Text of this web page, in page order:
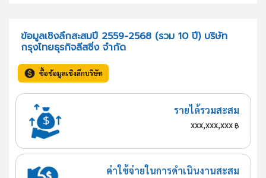
ข้อมูลเชิงลึกสะสมปี 2559-2568 (รวม 10 ปี) บริษัท
กรุงไทยธุรกิจลีสซิ่ง จำกัด
ซื้อข้อมูลเชิงลึกบริษัท
รายได้รวมสะสม
xxx,xxx,xxx฿
ค่าใช้จ่ายในการดำเนินงานสะสม